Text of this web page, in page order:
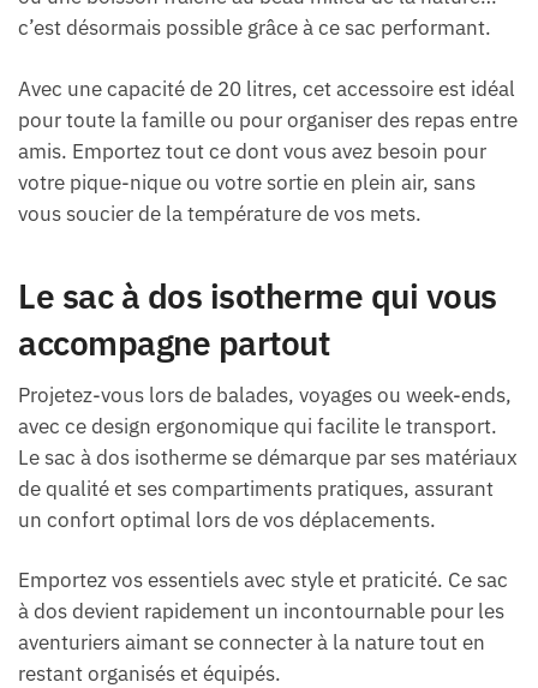
c’est désormais possible grâce à ce sac performant.
Avec une capacité de 20 litres, cet accessoire est idéal
pour toute la famille ou pour organiser des repas entre
amis. Emportez tout ce dont vous avez besoin pour
votre pique-nique ou votre sortie en plein air, sans
vous soucier de la température de vos mets.
Le sac à dos isotherme qui vous
accompagne partout
Projetez-vous lors de balades, voyages ou week-ends,
avec ce design ergonomique qui facilite le transport.
Le sac à dos isotherme se démarque par ses matériaux
de qualité et ses compartiments pratiques, assurant
un confort optimal lors de vos déplacements.
Emportez vos essentiels avec style et praticité. Ce sac
à dos devient rapidement un incontournable pour les
aventuriers aimant se connecter à la nature tout en
restant organisés et équipés.